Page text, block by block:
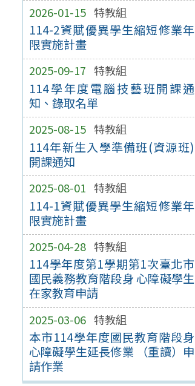
2026-01-15 特教組
114-2資賦優異學生縮短修業年
限實施計畫
2025-09-17 特教組
114學年度電腦技藝班開課通
知、錄取名單
2025-08-15 特教組
114年新生入學準備班(資源班)
開課通知
2025-08-01 特教組
114-1資賦優異學生縮短修業年
限實施計畫
2025-04-28 特教組
114學年度第1學期第1次臺北市
國民義務教育階段身 心障礙學生
在家教育申請
2025-03-06 特教組
本市114學年度國民教育階段身
心障礙學生延長修業 （重讀）申
請作業